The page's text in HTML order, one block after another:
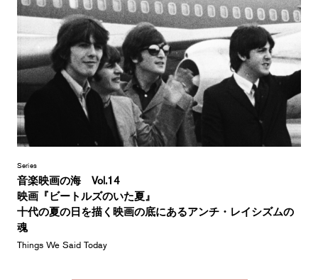
Series
音楽映画の海 Vol.14
映画『ビートルズのいた夏』
十代の夏の日を描く映画の底にあるアンチ・レイシズムの
魂
Things We Said Today